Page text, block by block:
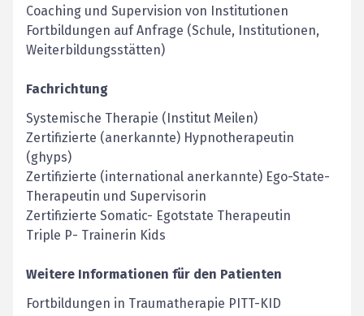
Coaching und Supervision von Institutionen
Fortbildungen auf Anfrage (Schule, Institutionen,
Weiterbildungsstätten)
Fachrichtung
Systemische Therapie (Institut Meilen)
Zertifizierte (anerkannte) Hypnotherapeutin
(ghyps)
Zertifizierte (international anerkannte) Ego-State-
Therapeutin und Supervisorin
Zertifizierte Somatic- Egotstate Therapeutin
Triple P- Trainerin Kids
Weitere Informationen für den Patienten
Fortbildungen in Traumatherapie PITT-KID